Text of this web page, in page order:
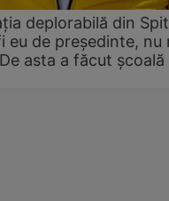
deplorabilă din
eu de președinte, nu
asta a făcut școală